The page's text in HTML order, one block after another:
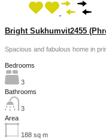
Bright Sukhumvit2455
Spacious and fabulous home in
Bedrooms
3
Bathrooms
3
Area
188 sq m